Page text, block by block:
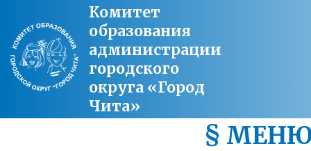
Комитет
образования
администрации
городского
округа «Город
Чита»
§